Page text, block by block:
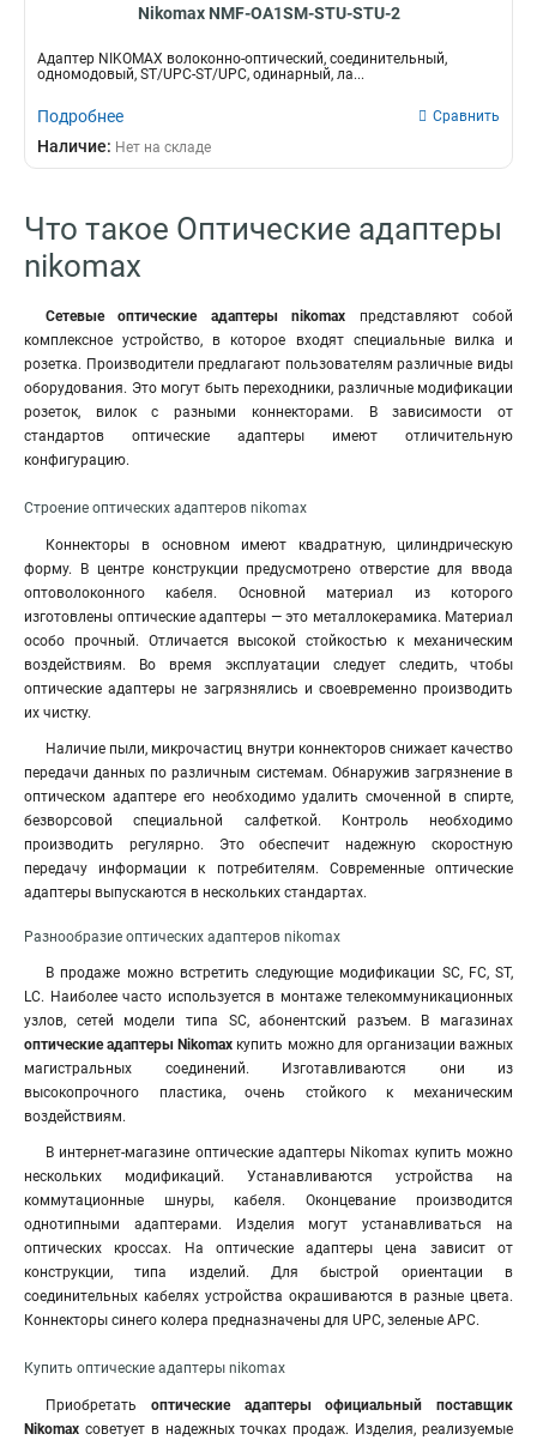
Nikomax NMF-OA1SM-STU-STU-2
Адаптер NIKOMAX волоконно-оптический, соединительный,
одномодовый, ST/UPC-ST/UPC, одинарный, ла...
Подробнее Сравнить
Наличие: Нет на складе
Что такое Оптические адаптеры
nikomax
Сетевые оптические адаптеры nikomax представляют собой
комплексное устройство, в которое входят специальные вилка и
розетка. Производители предлагают пользователям различные виды
оборудования. Это могут быть переходники, различные модификации
розеток, вилок с разными коннекторами. В зависимости от
стандартов оптические адаптеры имеют отличительную
конфигурацию.
Строение оптических адаптеров nikomax
Коннекторы в основном имеют квадратную, цилиндрическую
форму. В центре конструкции предусмотрено отверстие для ввода
оптоволоконного кабеля. Основной материал из которого
изготовлены оптические адаптеры — это металлокерамика. Материал
особо прочный. Отличается высокой стойкостью к механическим
воздействиям. Во время эксплуатации следует следить, чтобы
оптические адаптеры не загрязнялись и своевременно производить
их чистку.
Наличие пыли, микрочастиц внутри коннекторов снижает качество
передачи данных по различным системам. Обнаружив загрязнение в
оптическом адаптере его необходимо удалить смоченной в спирте,
безворсовой специальной салфеткой. Контроль необходимо
производить регулярно. Это обеспечит надежную скоростную
передачу информации к потребителям. Современные оптические
адаптеры выпускаются в нескольких стандартах.
Разнообразие оптических адаптеров nikomax
В продаже можно встретить следующие модификации SC, FC, ST,
LC. Наиболее часто используется в монтаже телекоммуникационных
узлов, сетей модели типа SC, абонентский разъем. В магазинах
оптические адаптеры Nikomax купить можно для организации важных
магистральных соединений. Изготавливаются они из
высокопрочного пластика, очень стойкого к механическим
воздействиям.
В интернет-магазине оптические адаптеры Nikomax купить можно
нескольких модификаций. Устанавливаются устройства на
коммутационные шнуры, кабеля. Оконцевание производится
однотипными адаптерами. Изделия могут устанавливаться на
оптических кроссах. На оптические адаптеры цена зависит от
конструкции, типа изделий. Для быстрой ориентации в
соединительных кабелях устройства окрашиваются в разные цвета.
Коннекторы синего колера предназначены для UPC, зеленые APC.
Купить оптические адаптеры nikomax
Приобретать оптические адаптеры официальный поставщик
Nikomax советует в надежных точках продаж. Изделия, реализуемые